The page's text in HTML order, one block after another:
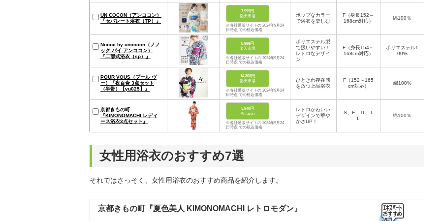
UN COCON（アンココン）
『セパレート浴衣（TP）』
7,999円
楽天市場
※各社通販サイトの 2024年9月24
日時点 での税込価格
ポップなカラー
で浴衣を楽しむ
F（身長152～
168cm対応）
綿100％
Nonoc by uncocon（ノノ
ック バイ アンココン）
『二部式浴衣（sp）』
8,999円
楽天市場
※各社通販サイトの 2024年9月24
日時点 での税込価格
ポリエステル製
で扱いやすい！
レトロなデザイ
ン
F（身長154～
168cm対応）
ポリエステル1
00%
POUR VOUS（プール ヴ
ー）『夜百合 3点セット
（半帯）【yu025】』
14,300円
楽天市場
※各社通販サイトの 2024年9月24
日時点 での税込価格
ひときわ存在感
を放つ上品浴衣
F（152～165
cm対応）
綿100%
京都きもの町
『KIMONOMACHI レディ
ース浴衣3点セット』
5,940円
Amazon
※各社通販サイトの 2024年9月24
日時点 での税込価格
レトロかわいい
デザインで華や
かさUP！
S、F、TL、L
L
綿100％
女性用浴衣のおすすめ7選
それではさっそく、女性用浴衣のおすすめ商品を紹介します。
京都きもの町『夏色美人 KIMONOMACHI レトロモダン』